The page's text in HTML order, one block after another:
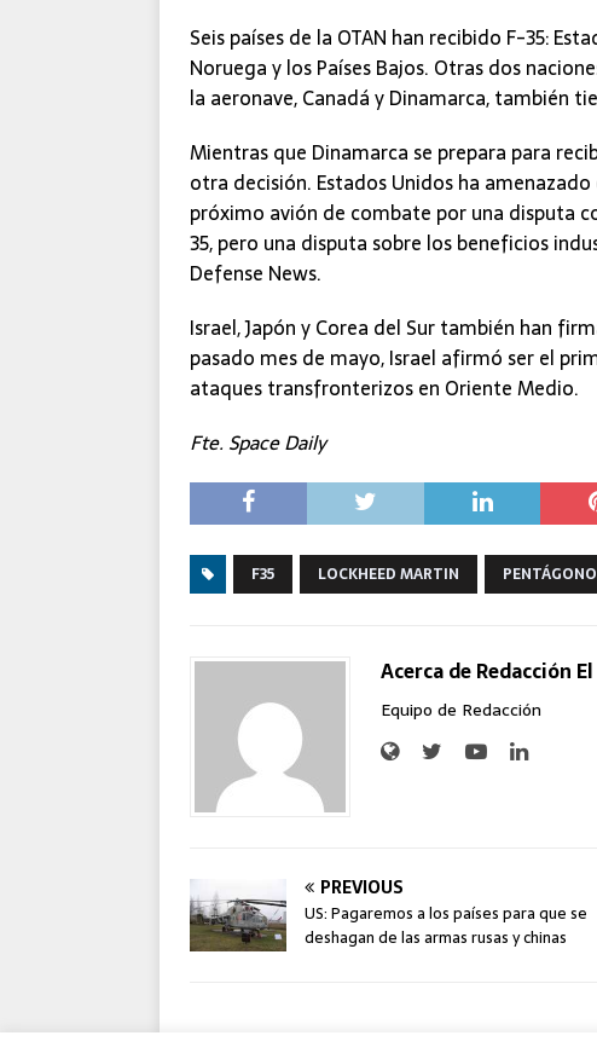
Seis países de la OTAN han recibido F-35:
Noruega y los Países Bajos. Otras dos
la aeronave, Canadá y Dinamarca, también
Mientras que Dinamarca se prepara para
otra decisión. Estados Unidos ha
próximo avión de combate por una disputa
35, pero una disputa sobre los beneficios
Defense News.
Israel, Japón y Corea del Sur también han
pasado mes de mayo, Israel afirmó ser el
ataques transfronterizos en Oriente Medio.
Fte. Space Daily
F35 LOCKHEED MARTIN PENTÁGONO
Acerca de Redacción
Equipo de Redacción
PREVIOUS
US: Pagaremos a los países para que se
deshagan de las armas rusas y chinas